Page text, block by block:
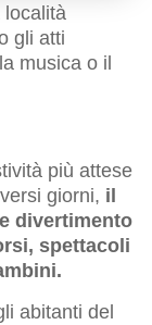
località
gli atti
musica o il
più attese
giorni, il
divertimento
spettacoli
abitanti del